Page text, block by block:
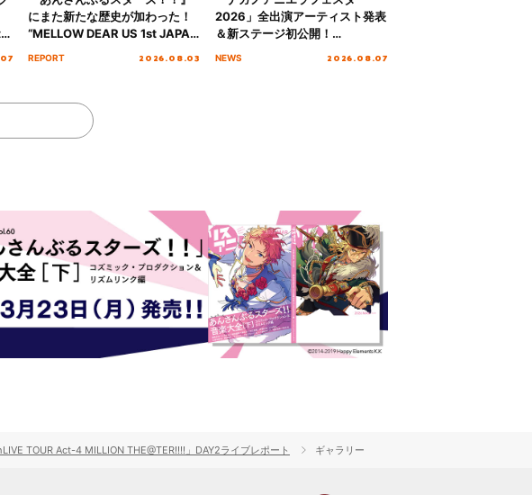
にまた新たな歴史が加わった！
“MELLOW DEAR US 1st JAPAN
!!」Dear 横浜BUNTAI”をレポー
REPORT 2026.08.03
2026」全出演アーティスト発表
＆新ステージ初公開！
初となる第3ステージの全貌が明
NEWS 2026.08.07
TOUR Act-4 MILLION THE@TER!!!!」DAY2ライブレポート ギャラリー